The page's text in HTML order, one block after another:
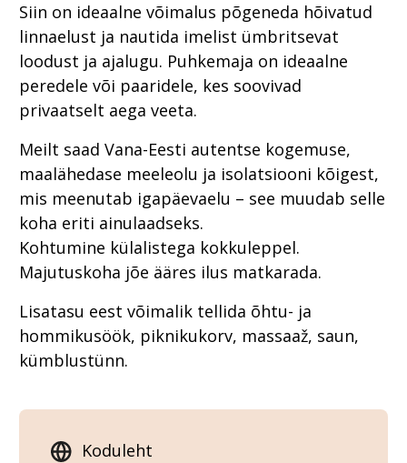
Siin on ideaalne võimalus põgeneda hõivatud
linnaelust ja nautida imelist ümbritsevat
loodust ja ajalugu. Puhkemaja on ideaalne
peredele või paaridele, kes soovivad
privaatselt aega veeta.
Meilt saad Vana-Eesti autentse kogemuse,
maalähedase meeleolu ja isolatsiooni kõigest,
mis meenutab igapäevaelu – see muudab selle
koha eriti ainulaadseks.
Kohtumine külalistega kokkuleppel.
Majutuskoha jõe ääres ilus matkarada.
Lisatasu eest võimalik tellida õhtu- ja
hommikusöök, piknikukorv, massaaž, saun,
kümblustünn.
Koduleht